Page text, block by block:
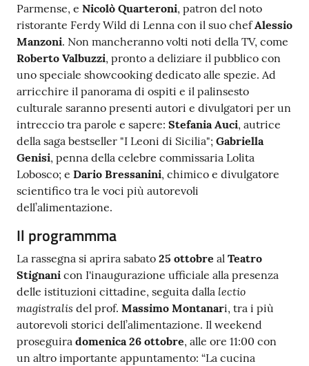
Parmense, e Nicolò Quarteroni, patron del noto
ristorante Ferdy Wild di Lenna con il suo chefAlessio
Manzoni. Non mancheranno volti noti della TV, come
Roberto Valbuzzi, pronto a deliziare il pubblico con
uno speciale showcooking dedicato alle spezie. Ad
arricchire il panorama di ospiti e il palinsesto
culturale saranno presenti autori e divulgatori per un
intreccio tra parole e sapere: Stefania Auci, autrice
della saga bestseller "I Leoni di Sicilia"; Gabriella
Genisi, penna della celebre commissaria Lolita
Lobosco; e Dario Bressanini, chimico e divulgatore
scientifico tra le voci più autorevoli
dell’alimentazione.
Il programmma
La rassegna si aprira sabato 25 ottobre al Teatro
Stignani con I'inaugurazione ufficiale alla presenza
delle istituzioni cittadine, seguita dalla lectio
magistralis del prof. Massimo Montanari, tra i più
autorevoli storici dell’alimentazione. Il weekend
proseguira domenica 26 ottobre, alle ore 11:00 con
un altro importante appuntamento: “La cucina